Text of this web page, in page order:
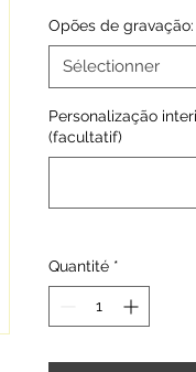
Opões de gravação:
Sélectionner
Personalização
(facultatif)
Quantité *